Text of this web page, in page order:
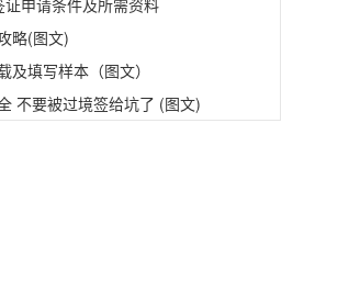
申请条件及所需资料
略(图文)
及填写样本（图文）
不要被过境签给坑了 (图文)